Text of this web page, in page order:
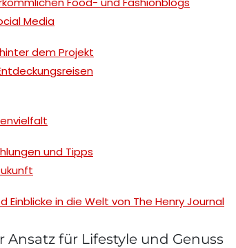
Media
dem Projekt
und Tipps
Einblicke in die Welt von The Henry Journal
Ansatz für Lifestyle und Genuss